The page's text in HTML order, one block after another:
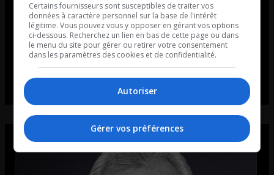
Certains fournisseurs sont susceptibles de traiter vos
données à caractère personnel sur la base de l'intérêt
légitime. Vous pouvez vous y opposer en gérant vos options
ci-dessous. Recherchez un lien en bas de cette page ou dans
le menu du site pour gérer ou retirer votre consentement
dans les paramètres des cookies et de confidentialité.
Autoriser
Gérer vos préférences